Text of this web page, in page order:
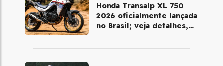
Honda Transalp XL 750
2026 oficialmente lançada
no Brasil; veja detalhes,